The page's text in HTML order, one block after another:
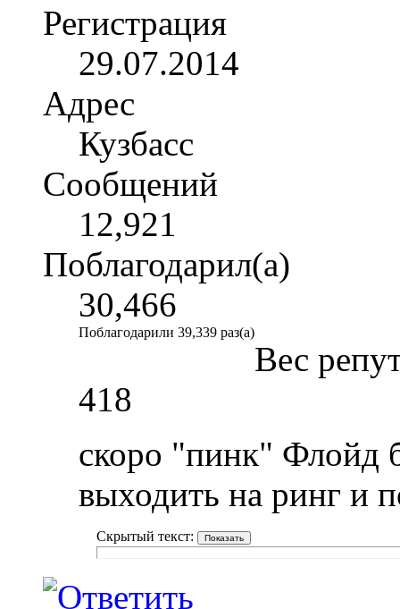
Регистрация
29.07.2014
Адрес
Кузбасс
Сообщений
12,921
Поблагодарил(а)
30,466
Поблагодарили 39,339 раз(а)
Вес
418
скоро "пинк" Флойд
выходить на ринг и
Скрытый текст: